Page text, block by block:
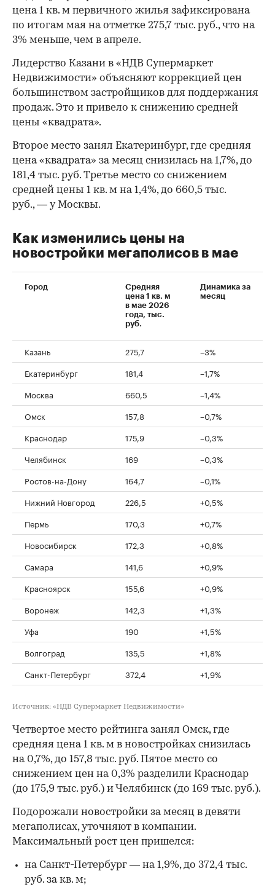
цена 1 кв. м первичного жилья зафиксирована
по итогам мая на отметке 275,7 тыс. руб., что на
3% меньше, чем в апреле.
Лидерство Казани в «НДВ Супермаркет
Недвижимости» объясняют коррекцией цен
большинством застройщиков для поддержания
продаж. Это и привело к снижению средней
цены «квадрата».
Второе место занял Екатеринбург, где средняя
цена «квадрата» за месяц снизилась на 1,7%, до
181,4 тыс. руб. Третье место со снижением
средней цены 1 кв. м на 1,4%, до 660,5 тыс.
руб., — у Москвы.
Как изменились цены на
новостройки мегаполисов в мае
Город
Средняя
цена 1 кв. м
в мае 2026
года, тыс.
руб.
Динамика за
месяц
Казань 275,7
–3%
Екатеринбург
181,4
–1,7%
Москва
660,5
–1,4%
Омск
157,8
–0,7%
Краснодар
175,9
–0,3%
Челябинск
169
–0,3%
Ростов-на-Дону
164,7
–0,1%
Нижний Новгород
226,5
+0,5%
Пермь
170,3
+0,7%
Новосибирск
172,3
+0,8%
Самара
141,6
+0,9%
Красноярск
155,6
+0,9%
Воронеж
142,3
+1,3%
Уфа
190
+1,5%
Волгоград
135,5
+1,8%
Санкт-Петербург
372,4 +1,9%
Источник: «НДВ Супермаркет Недвижимости»
Четвертое место рейтинга занял Омск, где
средняя цена 1 кв. м в новостройках снизилась
на 0,7%, до 157,8 тыс. руб. Пятое место со
снижением цен на 0,3% разделили Краснодар
(до 175,9 тыс. руб.) и Челябинск (до 169 тыс. руб.).
Подорожали новостройки за месяц в девяти
мегаполисах, уточняют в компании.
Максимальный рост цен пришелся:
на Санкт-Петербург — на 1,9%, до 372,4 тыс.
руб. за кв. м;